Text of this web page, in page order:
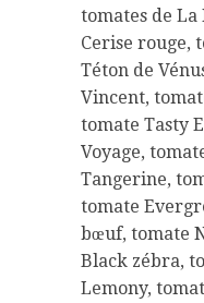
tomates de
Cerise rouge,
Téton de
Vincent,
tomate Tasty
Voyage,
Tangerine,
tomate
bœuf, tomate
Black zébra,
Lemony,